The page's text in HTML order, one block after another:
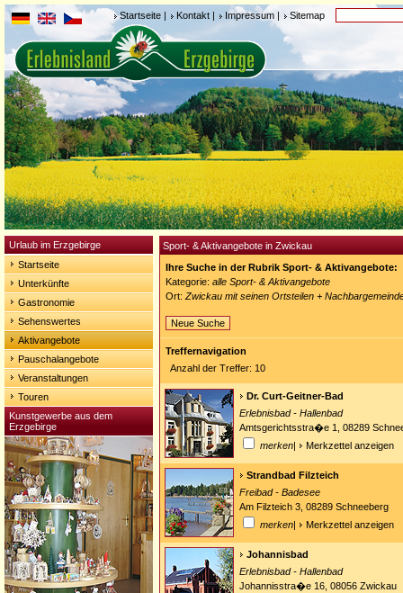
Startseite | Kontakt | Impressum | Sitemap
Urlaub im Erzgebirge
Startseite
Unterkünfte
Gastronomie
Sehenswertes
Aktivangebote
Pauschalangebote
Veranstaltungen
Touren
Kunstgewerbe aus dem
Erzgebirge
Sport- & Aktivangebote in Zwickau
Ihre Suche in der Rubrik Sport- & Aktivangebote:
Kategorie: alle Sport- & Aktivangebote
Ort: Zwickau mit seinen Ortsteilen +
Neue Suche
Treffernavigation
Anzahl der Treffer: 10
Dr. Curt-Geitner-Bad
Erlebnisbad - Hallenbad
Amtsgerichtsstra�e 1, 08289
merken| Merkzettel anzeigen
Strandbad Filzteich
Freibad - Badesee
Am Filzteich 3, 08289 Schneeberg
merken| Merkzettel anzeigen
Johannisbad
Erlebnisbad - Hallenbad
Johannisstra�e 16, 08056 Zwickau